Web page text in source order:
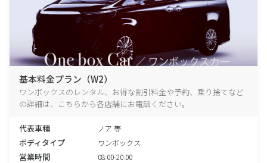
基本料金プラン（W2）
ワンボックスのレンタル、お得な割引料金や予約、乗り捨てなど
の詳細は、こちらから各店舗にお電話ください。
代表車種 ノア 等
ボディタイプ ワンボックス
営業時間 08:00-20:00